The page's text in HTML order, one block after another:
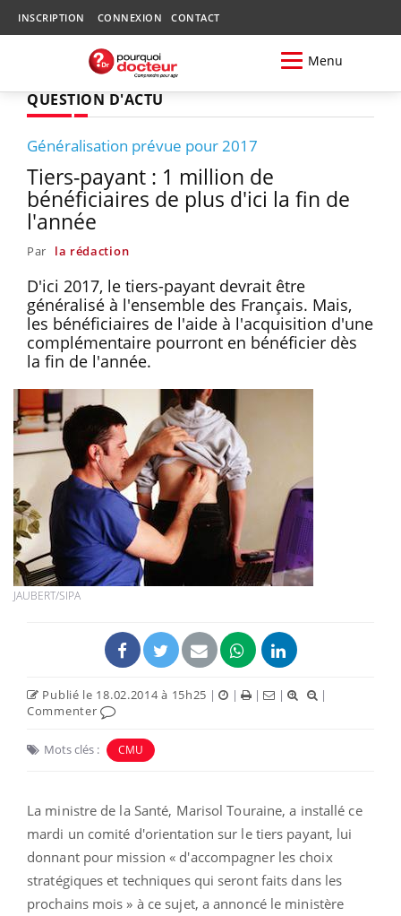
INSCRIPTION CONNEXION CONTACT
Menu
QUESTION D'ACTU
Généralisation prévue pour 2017
Tiers-payant : 1 million de
bénéficiaires de plus d'ici la fin de
l'année
Par la rédaction
D'ici 2017, le tiers-payant devrait être
généralisé à l'ensemble des Français. Mais,
les bénéficiaires de l'aide à l'acquisition d'une
complémentaire pourront en bénéficier dès
la fin de l'année.
JAUBERT/SIPA
Publié le 18.02.2014 à 15h25 | | | |
|
Commenter
Mots clés : CMU
La ministre de la Santé, Marisol Touraine, a installé ce
mardi un comité d'orientation sur le tiers payant, lui
donnant pour mission « d'accompagner les choix
stratégiques et techniques qui seront faits dans les
prochains mois » à ce sujet, a annoncé le ministère